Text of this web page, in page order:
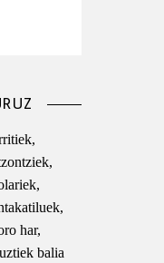
har,
balia